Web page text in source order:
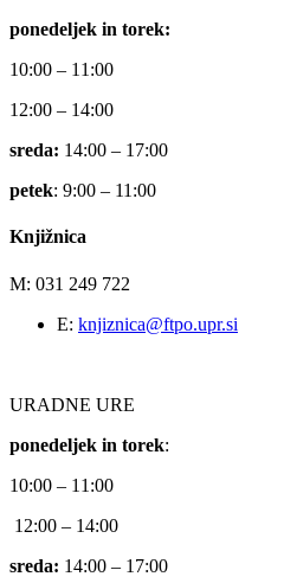
ponedeljek in torek:
10:00 – 11:00
12:00 – 14:00
sreda: 14:00 – 17:00
petek: 9:00 – 11:00
Knjižnica
M: 031 249 722
E: knjiznica@ftpo.upr.si
URADNE URE
ponedeljek in torek:
10:00 – 11:00
12:00 – 14:00
sreda: 14:00 – 17:00